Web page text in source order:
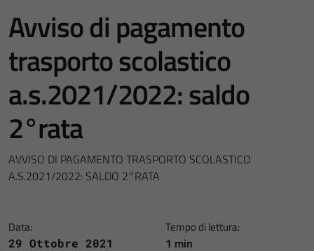
Avviso di pagamento
trasporto scolastico
a.s.2021/2022: saldo
2°rata
AVVISO DI PAGAMENTO TRASPORTO SCOLASTICO
A.S.2021/2022: SALDO 2°RATA
Data:
29 Ottobre 2021
Tempo di lettura:
1 min